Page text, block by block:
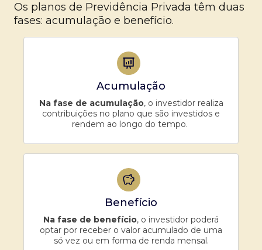
Os planos de Previdência Privada têm duas
fases: acumulação e benefício.
Acumulação
Na fase de acumulação, o investidor realiza
contribuições no plano que são investidos e
rendem ao longo do tempo.
Benefício
Na fase de benefício, o investidor poderá
optar por receber o valor acumulado de uma
só vez ou em forma de renda mensal.